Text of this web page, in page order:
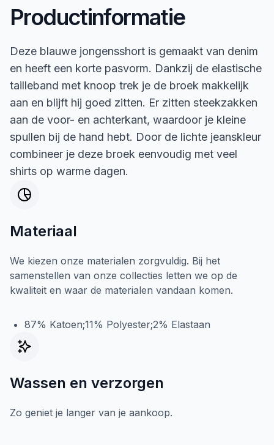
Productinformatie
Deze blauwe jongensshort is gemaakt van denim
en heeft een korte pasvorm. Dankzij de elastische
tailleband met knoop trek je de broek makkelijk
aan en blijft hij goed zitten. Er zitten steekzakken
aan de voor- en achterkant, waardoor je kleine
spullen bij de hand hebt. Door de lichte jeanskleur
combineer je deze broek eenvoudig met veel
shirts op warme dagen.
Materiaal
We kiezen onze materialen zorgvuldig. Bij het
samenstellen van onze collecties letten we op de
kwaliteit en waar de materialen vandaan komen.
87% Katoen;11% Polyester;2% Elastaan
Wassen en verzorgen
Zo geniet je langer van je aankoop.